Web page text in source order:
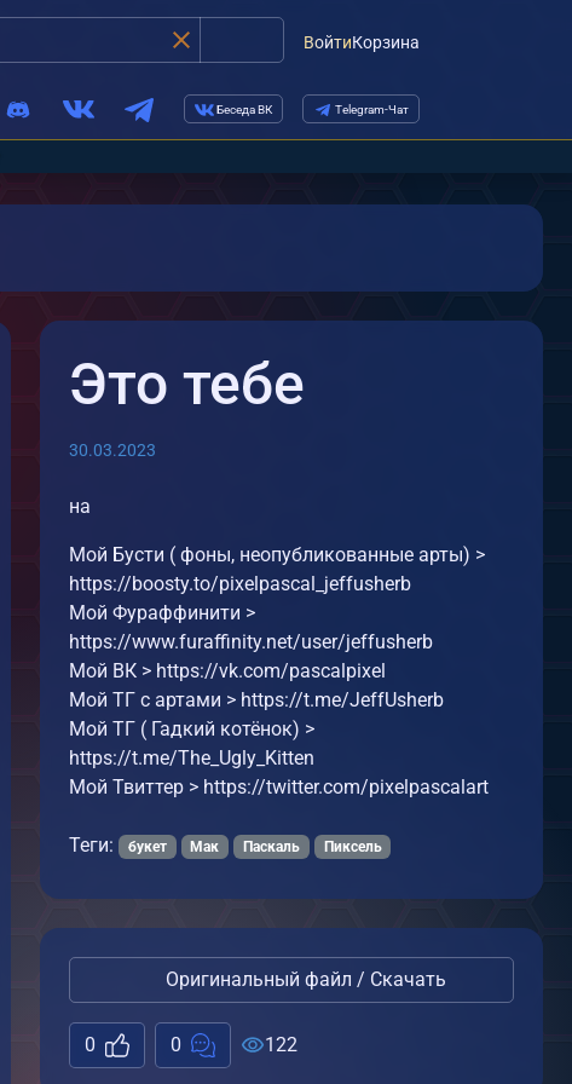
ВойтиКорзина
Беседа ВК Telegram-Чат
Это тебе
30.03.2023
на
Мой Бусти ( фоны, неопубликованные арты) >
https://boosty.to/pixelpascal_jeffusherb
Мой Фураффинити >
https://www.furaffinity.net/user/jeffusherb
Мой ВК > https://vk.com/pascalpixel
Мой ТГ c артами > https://t.me/JeffUsherb
Мой ТГ ( Гадкий котёнок) >
https://t.me/The_Ugly_Kitten
Мой Твиттер > https://twitter.com/pixelpascalart
Теги: букет Мак Паскаль Пиксель
Оригинальный файл / Скачать
0 0 122